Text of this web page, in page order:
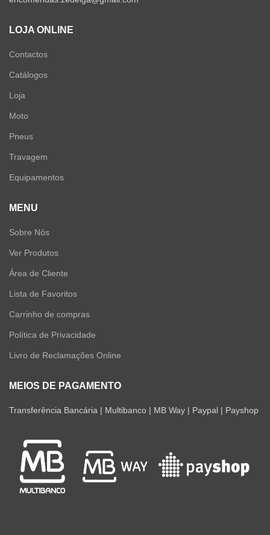
LOJA ONLINE
Contactos
Catálogos
Loja
Moto
Pneus
Travagem
Equipamentos
MENU
Sobre Nós
Ver Produtos
Área de Cliente
Lista de Favoritos
Carrinho de compras
Política de Privacidade
Livro de Reclamações Online
MEIOS DE PAGAMENTO
Transferência Bancária | Multibanco | MB Way | Paypal | Payshop